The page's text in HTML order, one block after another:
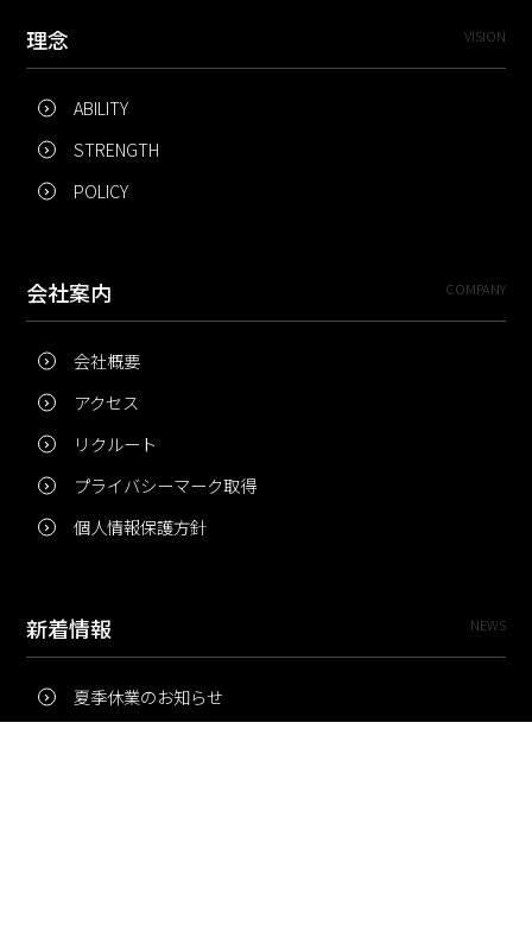
理念 VISION
ABILITY
STRENGTH
POLICY
会社案内 COMPANY
会社概要
アクセス
リクルート
プライバシーマーク取得
個人情報保護方針
新着情報 NEWS
夏季休業のお知らせ